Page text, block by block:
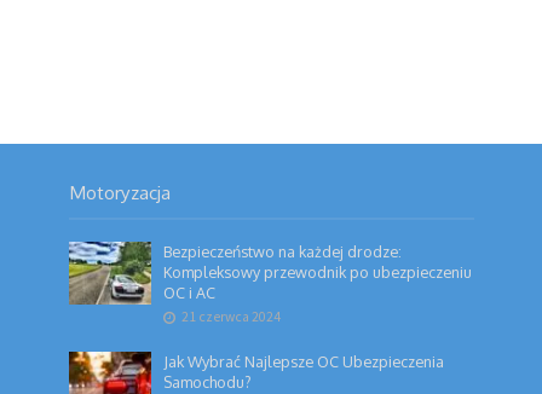
Motoryzacja
Bezpieczeństwo na każdej drodze:
Kompleksowy przewodnik po ubezpieczeniu
OC i AC
21 czerwca 2024
Jak Wybrać Najlepsze OC Ubezpieczenia
Samochodu?